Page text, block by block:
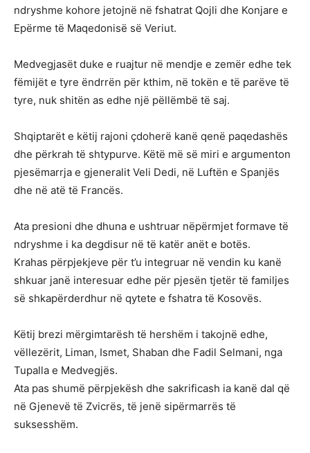
ndryshme kohore jetojnë në fshatrat Qojli dhe Konjare e
Epërme të Maqedonisë së Veriut.
Medvegjasët duke e ruajtur në mendje e zemër edhe tek
fëmijët e tyre ëndrrën për kthim, në tokën e të parëve të
tyre, nuk shitën as edhe një pëllëmbë të saj.
Shqiptarët e këtij rajoni çdoherë kanë qenë paqedashës
dhe përkrah të shtypurve. Këtë më së miri e argumenton
pjesëmarrja e gjeneralit Veli Dedi, në Luftën e Spanjës
dhe në atë të Francës.
Ata presioni dhe dhuna e ushtruar nëpërmjet formave të
ndryshme i ka degdisur në të katër anët e botës.
Krahas përpjekjeve për t’u integruar në vendin ku kanë
shkuar janë interesuar edhe për pjesën tjetër të familjes
së shkapërderdhur në qytete e fshatra të Kosovës.
Këtij brezi mërgimtarësh të hershëm i takojnë edhe,
vëllezërit, Liman, Ismet, Shaban dhe Fadil Selmani, nga
Tupalla e Medvegjës.
Ata pas shumë përpjekësh dhe sakrificash ia kanë dal që
në Gjenevë të Zvicrës, të jenë sipërmarrës të
suksesshëm.